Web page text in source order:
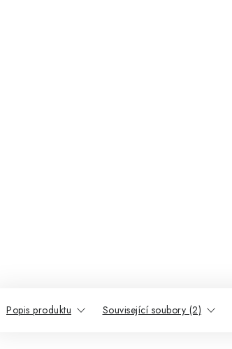
Popis produktu Související soubory (2)